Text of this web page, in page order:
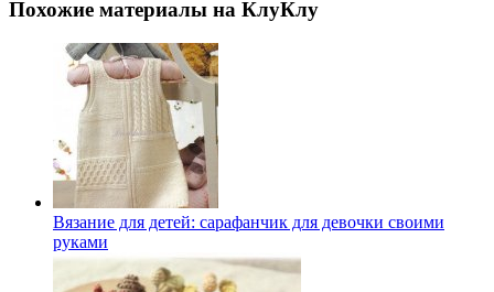
Похожие материалы на КлуКлу
Вязание для детей: сарафанчик для девочки своими
руками